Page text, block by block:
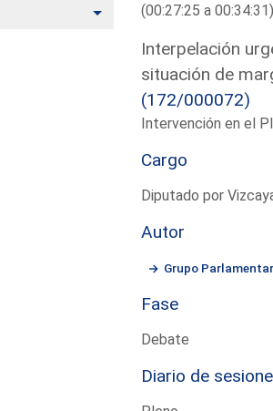
Alternar(00:27:25 a 00:34:31)
Interpelación
situación de
(172/000072)
Intervención en el
Cargo
Diputado por
Autor
Grupo
Fase
Debate
Diario de